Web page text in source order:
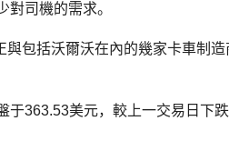
司機的需求。
包括沃爾沃在內的幾家卡車制造
于363.53美元，較上一交易日下